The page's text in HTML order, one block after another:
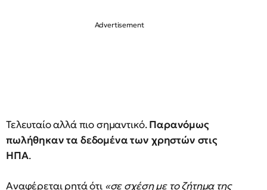
Τελευταίο αλλά πιο σημαντικό.Παρανόμως
πωλήθηκαν τα δεδομένα των χρηστών στις
ΗΠΑ.
Αναφέρεται ρητά ότι «σε σχέση με το ζήτημα της